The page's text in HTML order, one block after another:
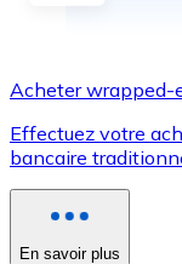
Utilisez les
Acheter avec
Acheter wrapped-
Effectuez votre
bancaire
En savoir plus